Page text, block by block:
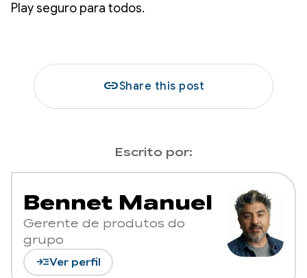
Play seguro para todos.
linkShare this post
Escrito por:
Bennet Manuel
Gerente de produtos do
grupo
read_moreVer perfil